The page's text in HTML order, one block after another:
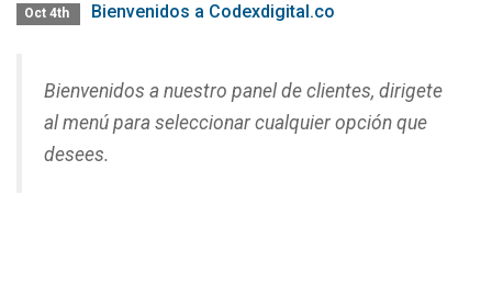
Oct 4th Bienvenidos a Codexdigital.co
Bienvenidos a nuestro panel de clientes, dirigete
al menú para seleccionar cualquier opción que
desees.